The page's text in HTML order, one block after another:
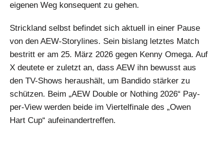
eigenen Weg konsequent zu gehen.
Strickland selbst befindet sich aktuell in einer Pause
von den AEW-Storylines. Sein bislang letztes Match
bestritt er am 25. März 2026 gegen Kenny Omega. Auf
X deutete er zuletzt an, dass AEW ihn bewusst aus
den TV-Shows heraushält, um Bandido stärker zu
schützen. Beim „AEW Double or Nothing 2026“ Pay-
per-View werden beide im Viertelfinale des „Owen
Hart Cup“ aufeinandertreffen.